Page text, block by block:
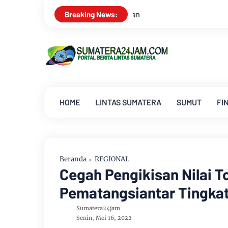
Breaking News:
HOME LINTAS SUMATERA SUMUT
Beranda REGIONAL
Cegah Pengikisan Nilai
Pematangsiantar
Sumatera24jam
Senin, Mei 16, 2022